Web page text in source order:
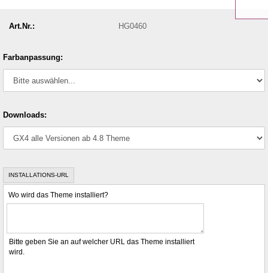
Art.Nr.: HG0460
Farbanpassung:
Downloads:
INSTALLATIONS-URL
Wo wird das Theme installiert?
Bitte geben Sie an auf welcher URL das Theme installiert
wird.